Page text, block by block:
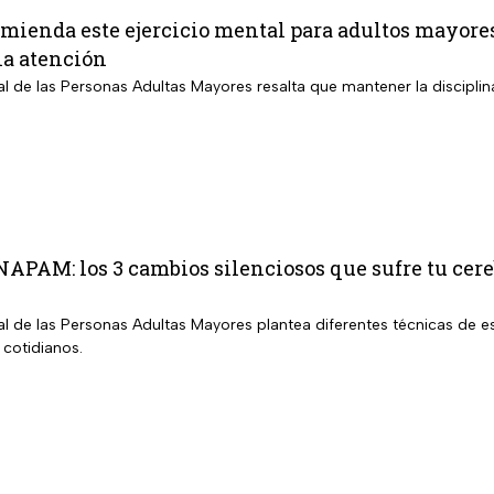
este ejercicio mental para adultos
atención
de las Personas Adultas Mayores resalta que mantener la
los 3 cambios silenciosos que sufre tu
de las Personas Adultas Mayores plantea diferentes técnicas de